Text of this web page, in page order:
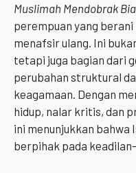
Muslimah Mendobrak
perempuan yang
menafsir ulang. Ini
tetapi juga bagian dari
perubahan struktural
keagamaan. Dengan
hidup, nalar kritis, dan
ini menunjukkan bahwa
berpihak pada